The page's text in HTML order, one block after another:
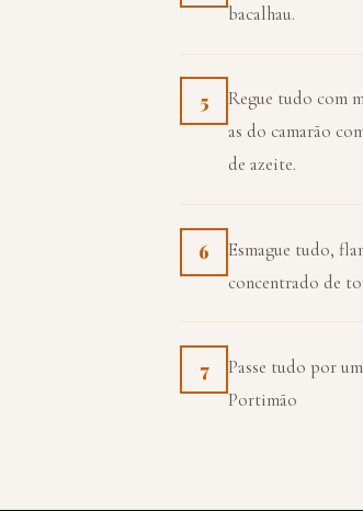
bacalhau.
5
Regue tudo com
as do camarão
de azeite.
6
Esmague tudo,
concentrado de
7
Passe tudo por
Portimão